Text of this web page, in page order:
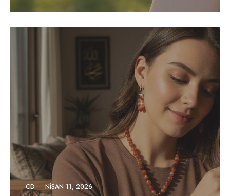
CD NISAN 11, 2026